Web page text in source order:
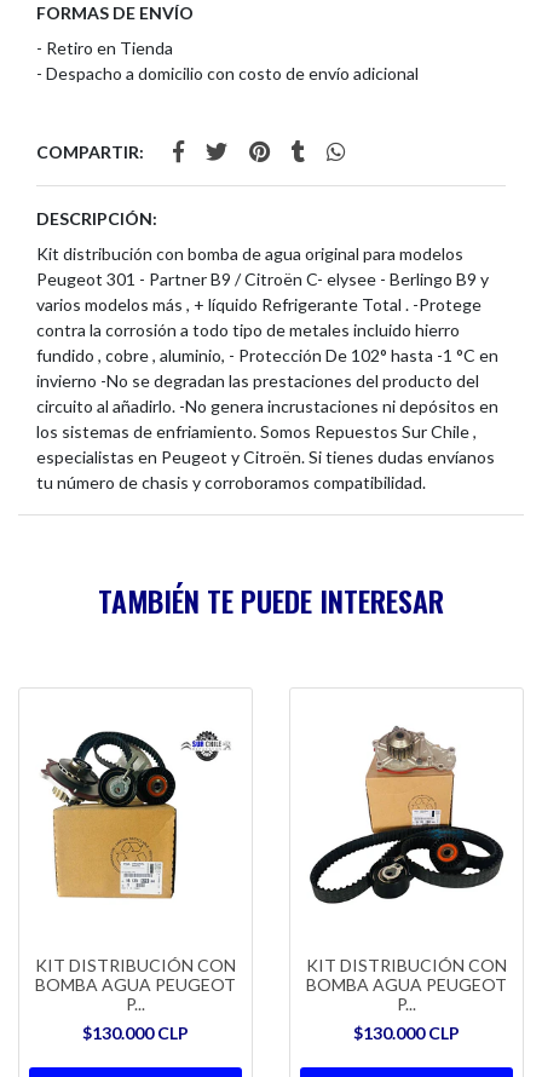
FORMAS DE ENVÍO
- Retiro en Tienda
- Despacho a domicilio con costo de envío adicional
COMPARTIR:
DESCRIPCIÓN:
Kit distribución con bomba de agua original para modelos
Peugeot 301 - Partner B9 / Citroën C- elysee - Berlingo B9 y
varios modelos más , + líquido Refrigerante Total . -Protege
contra la corrosión a todo tipo de metales incluido hierro
fundido , cobre , aluminio, - Protección De 102° hasta -1 °C en
invierno -No se degradan las prestaciones del producto del
circuito al añadirlo. -No genera incrustaciones ni depósitos en
los sistemas de enfriamiento. Somos Repuestos Sur Chile ,
especialistas en Peugeot y Citroën. Si tienes dudas envíanos
tu número de chasis y corroboramos compatibilidad.
TAMBIÉN TE PUEDE INTERESAR
KIT DISTRIBUCIÓN CON
BOMBA AGUA PEUGEOT
P...
$130.000 CLP
KIT DISTRIBUCIÓN CON
BOMBA AGUA PEUGEOT
P...
$130.000 CLP